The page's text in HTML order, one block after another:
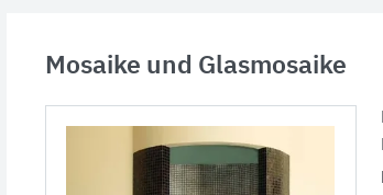
Mosaike und Glasmosaike